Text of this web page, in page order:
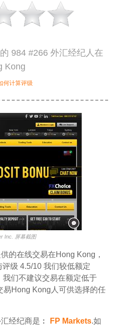
984 #266 外汇经纪人在
Kong
何计算评级
Inc. 屏幕截图
的在线交易在Hong Kong，
级 4.5/10 我们较低额定
们不建议交易在额定低于
Hong Kong人可供选择的任
经纪商是︰ FP Markets.如